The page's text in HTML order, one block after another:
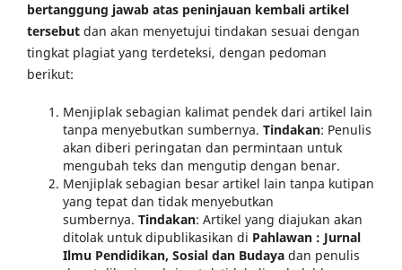
bertanggung jawab atas peninjauan kembali artikel
tersebutdan akan menyetujui tindakan sesuai dengan
tingkat plagiat yang terdeteksi, dengan pedoman
berikut:
Menjiplak sebagian kalimat pendek dari artikel lain
tanpa menyebutkan sumbernya. Tindakan: Penulis
akan diberi peringatan dan permintaan untuk
mengubah teks dan mengutip dengan benar.
Menjiplak sebagian besar artikel lain tanpa kutipan
yang tepat dan tidak menyebutkan
sumbernya. Tindakan: Artikel yang diajukan akan
ditolak untuk dipublikasikan di Pahlawan : Jurnal
Ilmu Pendidikan, Sosial dan Budayadan penulis